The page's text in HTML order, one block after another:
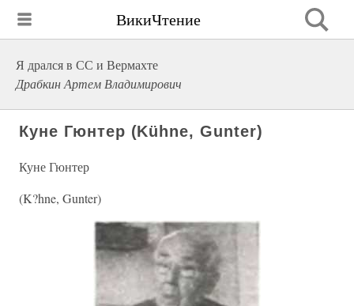
ВикиЧтение
Я дрался в СС и Вермахте
Драбкин Артем Владимирович
Куне Гюнтер (Kühne, Gunter)
Куне Гюнтер
(K?hne, Gunter)